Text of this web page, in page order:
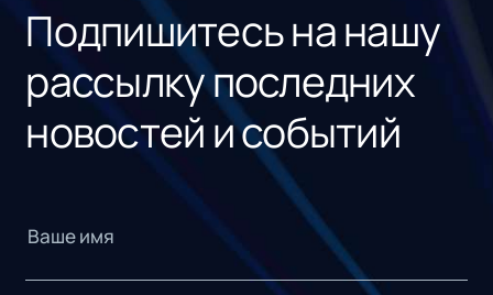
Подпишитесь на нашу
рассылку последних
новостей и событий